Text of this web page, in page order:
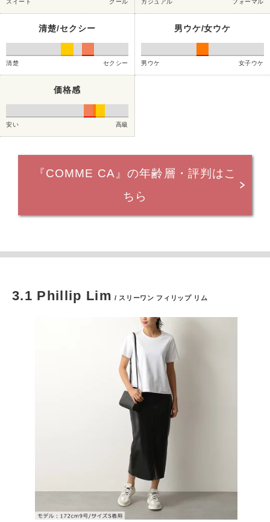
スイート クール カジュアル フォーマル
清楚/セクシー
清楚 セクシー
男ウケ/女ウケ
男ウケ 女子ウケ
価格感
安い 高級
『COMME CA』の年齢層・評判はこ
ちら
3.1 Phillip Lim / スリーワン フィリップ リム